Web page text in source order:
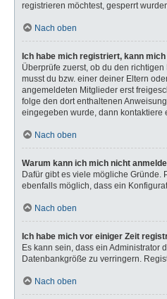
registrieren möchtest, gesperrt
Nach oben
Ich habe mich registriert, kann
Überprüfe zuerst, ob du den
musst du bzw. einer deiner Eltern
angemeldeten Mitglieder erst
folge den dort enthaltenen
eingegeben wurde, dann kontaktiere
Nach oben
Warum kann ich mich nicht
Dafür gibt es viele mögliche Gründe.
ebenfalls möglich, dass ein
Nach oben
Ich habe mich vor einiger Zeit
Es kann sein, dass ein Administrator
Datenbankgröße zu verringern.
Nach oben